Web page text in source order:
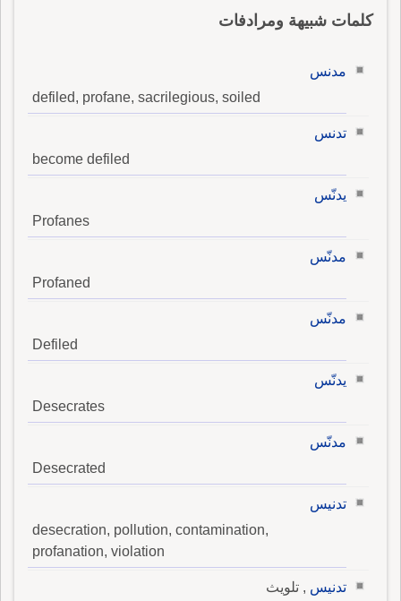
كلمات شبيهة ومرادفات
مدنس
defiled, profane, sacrilegious, soiled
تدنس
become defiled
يدنّس
Profanes
مدنّس
Profaned
مدنّس
Defiled
يدنّس
Desecrates
مدنّس
Desecrated
تدنيس
desecration, pollution, contamination,
profanation, violation
تدنيس , تلويث